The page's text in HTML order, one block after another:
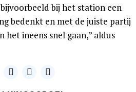
bij het station een
bedenkt en met de juiste partij
het ineens snel gaan,” aldus